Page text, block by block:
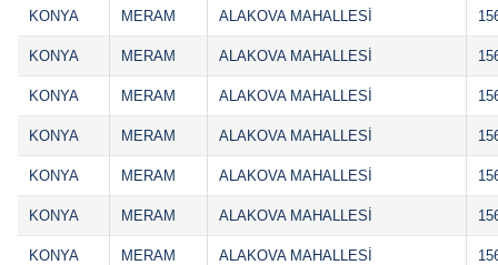
KONYA MERAM ALAKOVA MAHALLESİ
KONYA MERAM ALAKOVA MAHALLESİ
KONYA MERAM ALAKOVA MAHALLESİ
KONYA MERAM ALAKOVA MAHALLESİ
KONYA MERAM ALAKOVA MAHALLESİ
KONYA MERAM ALAKOVA MAHALLESİ
KONYA MERAM ALAKOVA MAHALLESİ